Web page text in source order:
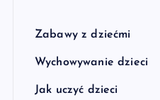
Zabawy z dziećmi
Wychowywanie dzieci
Jak uczyć dzieci